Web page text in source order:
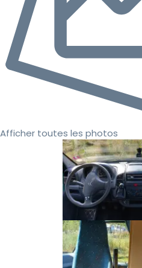
Afficher toutes les photos